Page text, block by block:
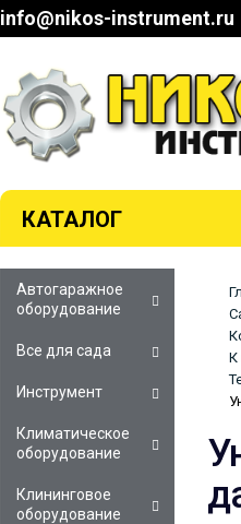
info@nikos-instrument.ru
КАТАЛОГ
К
Автогаражное
оборудование
Все для сада
Инструмент
Климатическое
оборудование
Клининговое
оборудование